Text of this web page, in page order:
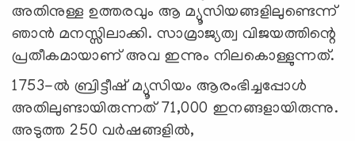
അതിനുള്ള ഉത്തരവും ആ മ്യൂസിയങ്ങളിലുണ്ടെന്ന്
ഞാൻ മനസ്സിലാക്കി. സാമ്രാജ്യത്വ വിജയത്തിന്റെ
പ്രതീകമായാണ് അവ ഇന്നും നിലകൊള്ളുന്നത്.
1753-ൽ ബ്രിട്ടീഷ് മ്യൂസിയം ആരംഭിച്ചപ്പോള്‍
അതിലുണ്ടായിരുന്നത് 71,000 ഇനങ്ങളായിരുന്നു.
അടുത്ത 250 വർഷങ്ങളിൽ,